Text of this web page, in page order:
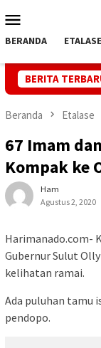
ke
kontenMobile
BERANDA ETALASE
BERITA
Minggu Dua
Beranda Etalase
67 Imam
Kompak ke
Ham
Agustus 2, 2020
Harimanado.com-
Gubernur Sulut
kelihatan ramai.
Ada puluhan tamu
pendopo.